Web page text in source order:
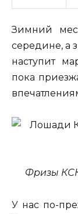
Зимний
середине, а
наступит
пока
Фризы
У нас по-